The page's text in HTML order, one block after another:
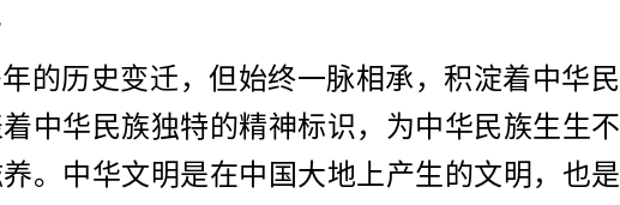
的历史变迁，但始终一脉相承，积淀着中华民
中华民族独特的精神标识，为中华民族生生不
。中华文明是在中国大地上产生的文明，也是